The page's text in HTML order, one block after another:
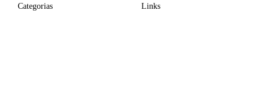
Categorias Links